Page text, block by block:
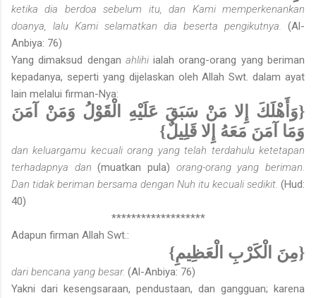
ketika dia berdoa sebelum itu, dan Kami memperkenankan
doanya, lalu Kami selamatkan dia beserta pengikutnya. (Al-
Anbiya: 76)
Yang dimaksud dengan ahlihiialah orang-orang yang beriman
kepadanya, seperti yang dijelaskan oleh Allah Swt. dalam ayat
lain melalui firman-Nya:
{وَأَهْلَكَ إِلا مَنْ سَبَقَ عَلَيْهِ الْقَوْلُ وَمَنْ آمَنَ
وَمَا آمَنَ مَعَهُ إِلا قَلِيلٌ}
dan keluargamu kecuali orang yang telah terdahulu ketetapan
terhadapnya dan(muatkan pula) orang-orang yang beriman.
Dan tidak beriman bersama dengan Nuh itu kecuali sedikit. (Hud:
40)
*******************
Adapun firman Allah Swt.:
{مِنَ الْكَرْبِ الْعَظِيمِ}
dari bencana yang besar. (Al-Anbiya: 76)
Yakni dari kesengsaraan, pendustaan, dan gangguan; karena